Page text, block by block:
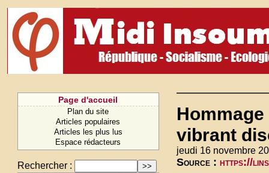
Page d'accueil
Plan du site
Articles populaires
Articles les plus lus
Espace rédacteurs
Rechercher :
vibrant
jeudi 16 novembre
Source : https://